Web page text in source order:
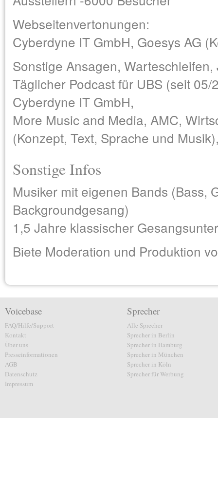
Webseitenvertonungen:
Cyberdyne IT GmbH, Goesys AG
Sonstige Ansagen,
Täglicher Podcast für UBS (seit 05/
Cyberdyne IT GmbH,
More Music and Media, AMC,
(Konzept, Text, Sprache und
Sonstige Infos
Musiker mit eigenen Bands (Bass,
Backgroundgesang)
1,5 Jahre klassischer
Biete Moderation und Produktion
Voicebase
FAQ/Hilfe/Support
Kontakt
Über uns
Presseinformationen
AGB
Datenschutz
Impressum
Sprecher
Alle Sprecher
Sprecher in Berlin
Sprecher in Hamburg
Sprecher in München
Sprecher in Köln
Sprecher für Werbung